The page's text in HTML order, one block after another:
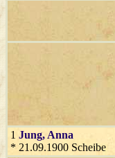
1 Jung, Anna
* 21.09.1900 Scheibe